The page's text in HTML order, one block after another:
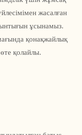
жасалған
ұсынамыз.
қонақжайлық
қолайлы.